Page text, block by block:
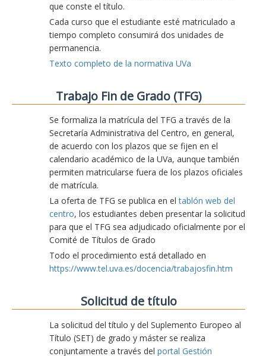
que conste el título.
Cada curso que el estudiante esté matriculado a
tiempo completo consumirá dos unidades de
permanencia.
Texto completo de la normativa UVa
Trabajo Fin de Grado (TFG)
Se formaliza la matrícula del TFG a través de la
Secretaría Administrativa del Centro, en general,
de acuerdo con los plazos que se fijen en el
calendario académico de la UVa, aunque también
permiten matricularse fuera de los plazos oficiales
de matrícula.
La oferta de TFG se publica en eltablón web del
centro, los estudiantes deben presentar la solicitud
para que el TFG sea adjudicado oficialmente por el
Comité de Títulos de Grado
Todo el procedimiento está detallado en
https://www.tel.uva.es/docencia/trabajosfin.htm
Solicitud de título
La solicitud del título y del Suplemento Europeo al
Título (SET) de grado y máster se realiza
conjuntamente a través del portal Gestión